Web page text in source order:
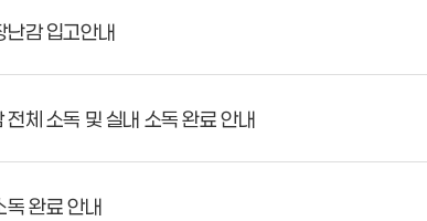
난감 입고안내
체 소독 및 실내 소독 완료 안내
독 완료 안내